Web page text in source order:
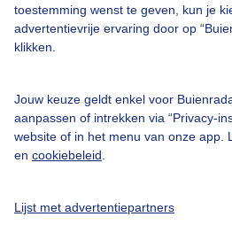
toestemming wenst te geven, kun je
advertentievrije ervaring door op
klikken.
Jouw keuze geldt enkel voor
aanpassen of intrekken via “Privacy-
website of in het menu van onze app.
en cookiebeleid
Lijst met advertentiepartners
Contact
Toegankelijkheid
Adverteren
Buienradar Team
Privacy beleid